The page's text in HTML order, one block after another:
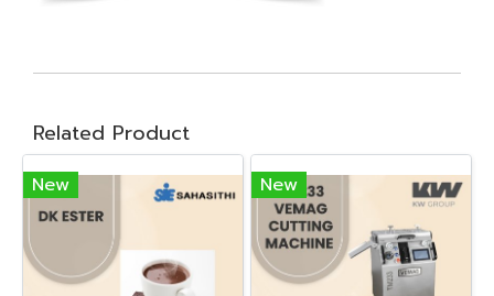
Related Product
New New